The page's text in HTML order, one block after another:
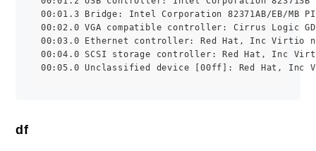
00:01.3 Bridge: Intel Corporation 82371AB/EB/MB
00:02.0 VGA compatible controller: Cirrus Logic GD
00:03.0 Ethernet controller: Red Hat, Inc Virtio
00:04.0 SCSI storage controller: Red Hat, Inc
df